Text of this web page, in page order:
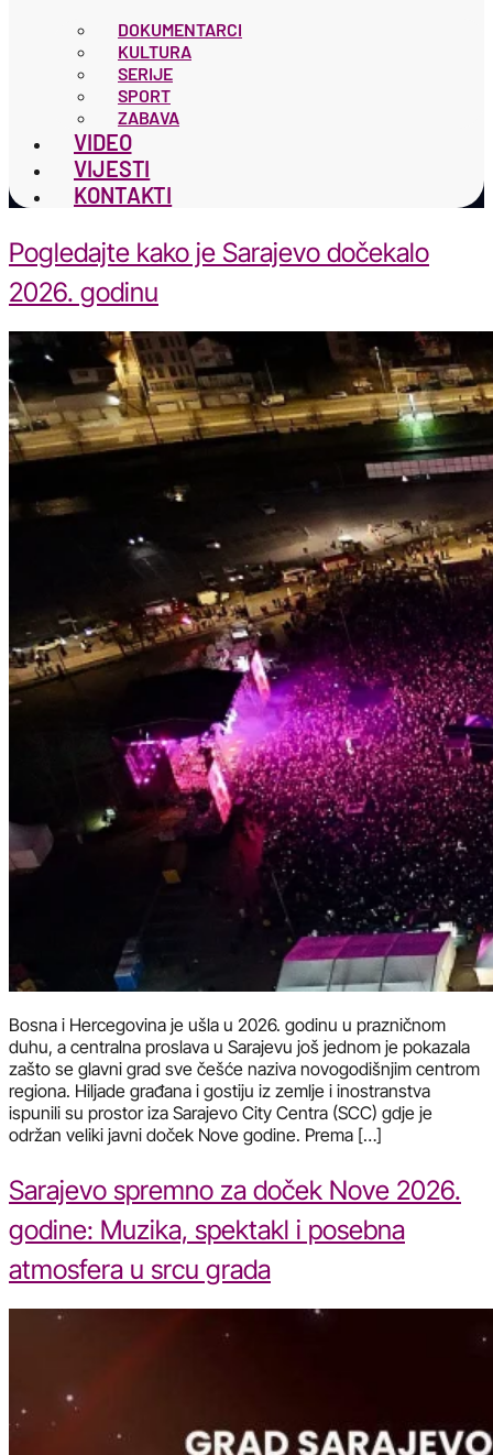
DOKUMENTARCI
KULTURA
SERIJE
SPORT
ZABAVA
VIDEO
VIJESTI
KONTAKTI
Pogledajte kako je Sarajevo dočekalo
2026. godinu
Bosna i Hercegovina je ušla u 2026. godinu u prazničnom
duhu, a centralna proslava u Sarajevu još jednom je pokazala
zašto se glavni grad sve češće naziva novogodišnjim centrom
regiona. Hiljade građana i gostiju iz zemlje i inostranstva
ispunili su prostor iza Sarajevo City Centra (SCC) gdje je
održan veliki javni doček Nove godine. Prema […]
Sarajevo spremno za doček Nove 2026.
godine: Muzika, spektakl i posebna
atmosfera u srcu grada